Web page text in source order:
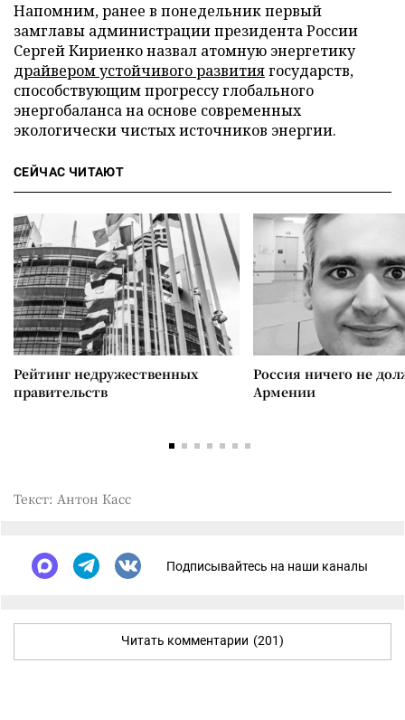
Напомним, ранее в понедельник первый
замглавы администрации президента России
Сергей Кириенко назвал атомную энергетику
драйвером устойчивого развитиягосударств,
способствующим прогрессу глобального
энергобаланса на основе современных
экологически чистых источников энергии.
СЕЙЧАС ЧИТАЮТ
Рейтинг недружественных
правительств
Россия ничего не
Армении
Текст: Антон Касс
Подписывайтесь на наши каналы
Читать комментарии (201)